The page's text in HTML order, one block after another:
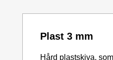
Plast 3 mm
Hård plastskiva,